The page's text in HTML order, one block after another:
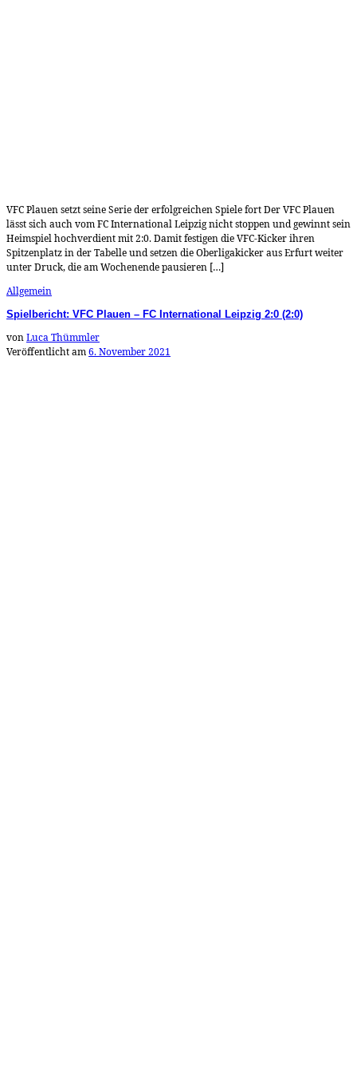
VFC Plauen setzt seine Serie der erfolgreichen Spiele fort Der VFC Plauen
lässt sich auch vom FC International Leipzig nicht stoppen und gewinnt sein
Heimspiel hochverdient mit 2:0. Damit festigen die VFC-Kicker ihren
Spitzenplatz in der Tabelle und setzen die Oberligakicker aus Erfurt weiter
unter Druck, die am Wochenende pausieren […]
Allgemein
Spielbericht: VFC Plauen – FC International Leipzig 2:0 (2:0)
vonLuca Thümmler
Veröffentlicht am6. November 2021